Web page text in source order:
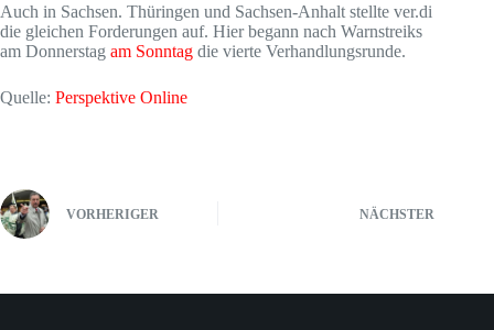
Auch in Sachsen. Thüringen und Sachsen-Anhalt stellte ver.di
die gleichen Forderungen auf. Hier begann nach Warnstreiks
am Donnerstag am Sonntag die vierte Verhandlungsrunde.
Quelle: Perspektive Online
VORHERIGER NÄCHSTER